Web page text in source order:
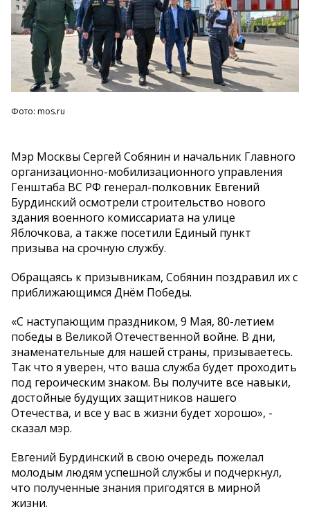
Фото: mos.ru
Мэр Москвы Сергей Собянин и начальник Главного
организационно-мобилизационного управления
Генштаба ВС РФ генерал-полковник Евгений
Бурдинский осмотрели строительство нового
здания военного комиссариата на улице
Яблочкова, а также посетили Единый пункт
призыва на срочную службу.
Обращаясь к призывникам, Собянин поздравил их с
приближающимся Днём Победы.
«С наступающим праздником, 9 Мая, 80-летием
победы в Великой Отечественной войне. В дни,
знаменательные для нашей страны, призываетесь.
Так что я уверен, что ваша служба будет проходить
под героическим знаком. Вы получите все навыки,
достойные будущих защитников нашего
Отечества, и все у вас в жизни будет хорошо», -
сказал мэр.
Евгений Бурдинский в свою очередь пожелал
молодым людям успешной службы и подчеркнул,
что полученные знания пригодятся в мирной
жизни.